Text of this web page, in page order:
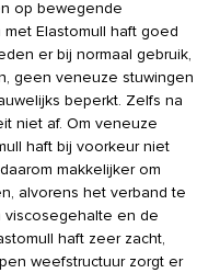
op bewegende
Elastomull haft goed
er bij normaal gebruik,
geen veneuze stuwingen
beperkt. Zelfs na
niet af. Om veneuze
haft bij voorkeur niet
makkelijker om
alvorens het verband te
viscosegehalte en de
haft zeer zacht,
weefstructuur zorgt er